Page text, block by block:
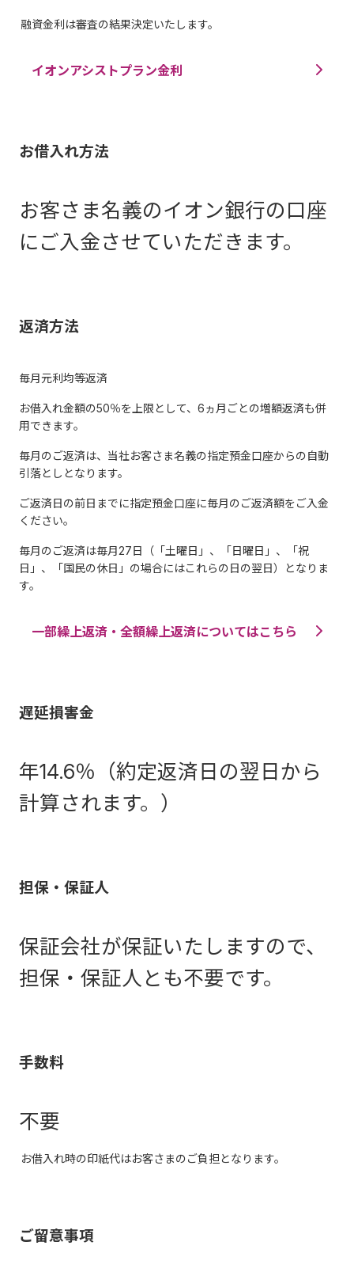
融資金利は審査の結果決定いたします。
イオンアシストプラン金利
お借入れ方法
お客さま名義のイオン銀行の口座
にご入金させていただきます。
返済方法
毎月元利均等返済
お借入れ金額の50％を上限として、6ヵ月ごとの増額返済も併
用できます。
毎月のご返済は、当社お客さま名義の指定預金口座からの自動
引落としとなります。
ご返済日の前日までに指定預金口座に毎月のご返済額をご入金
ください。
毎月のご返済は毎月27日（「土曜日」、「日曜日」、「祝
日」、「国民の休日」の場合にはこれらの日の翌日）となりま
す。
一部繰上返済・全額繰上返済についてはこちら
遅延損害金
年14.6％（約定返済日の翌日から
計算されます。）
担保・保証人
保証会社が保証いたしますので、
担保・保証人とも不要です。
手数料
不要
お借入れ時の印紙代はお客さまのご負担となります。
ご留意事項